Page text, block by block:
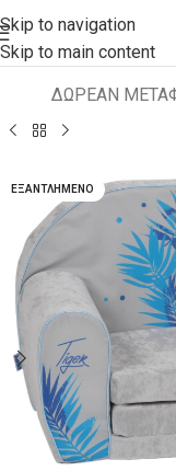
Skip to navigation
Skip to main content
ΔΩΡΕΑΝ
Αρχική σελίδα
ΕΞΑΝΤΛΗΜΈΝΟ